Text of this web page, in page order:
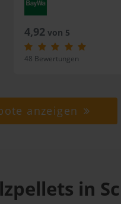
4,92von 5
48 Bewertungen
anzeigen
in